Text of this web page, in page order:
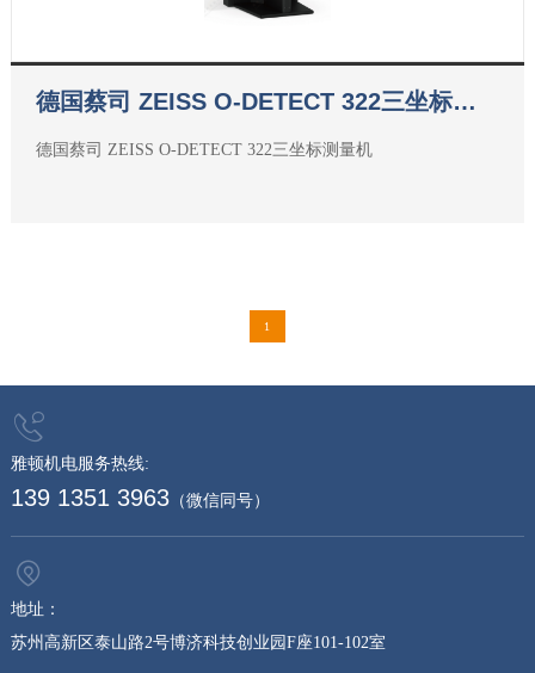
德国蔡司 ZEISS O-DETECT 322三坐标测
德国蔡司 ZEISS O-DETECT 322三坐标测量机
1
雅顿机电服务热线:
139 1351 3963（微信同号）
地址：
苏州高新区泰山路2号博济科技创业园F座101-102室